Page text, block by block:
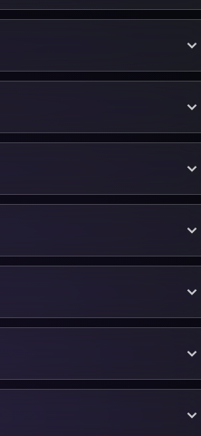
正できます — テイク全体が少し
合わせたいときに便利です。一
とYouTube Musicにピッチと速度
、どんな動画でもライブでピッ
ます。MP4のピッチを補正して
正したファイルをMP3または
に無料で、YouTube用Chrome
ルをダウンロードするときだけ
ストールするピッチ補正ソフトは
を補正すれば完了です。任意の
Hz〜466.2 Hz）の細かい範囲を
きな補正 — 別のキーへの移調 —
リズム（SoundTouch）でアーテ
す。最良の結果を得るには、